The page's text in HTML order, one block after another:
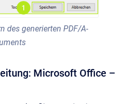
des generierten PDF/A-
Microsoft Office –